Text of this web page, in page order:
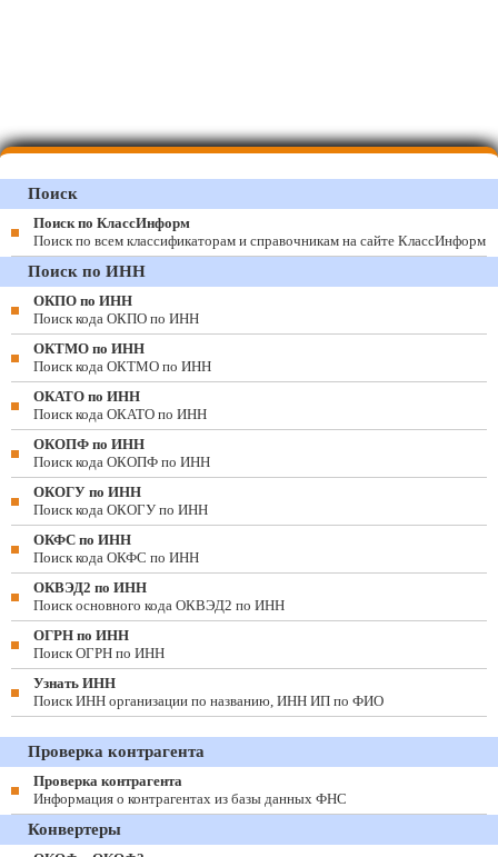
Поиск
Поиск по КлассИнформ
Поиск по всем классификаторам и справочникам на сайте КлассИнформ
Поиск по ИНН
ОКПО по ИНН
Поиск кода ОКПО по ИНН
ОКТМО по ИНН
Поиск кода ОКТМО по ИНН
ОКАТО по ИНН
Поиск кода ОКАТО по ИНН
ОКОПФ по ИНН
Поиск кода ОКОПФ по ИНН
ОКОГУ по ИНН
Поиск кода ОКОГУ по ИНН
ОКФС по ИНН
Поиск кода ОКФС по ИНН
ОКВЭД2 по ИНН
Поиск основного кода ОКВЭД2 по ИНН
ОГРН по ИНН
Поиск ОГРН по ИНН
Узнать ИНН
Поиск ИНН организации по названию, ИНН ИП по ФИО
Проверка контрагента
Проверка контрагента
Информация о контрагентах из базы данных ФНС
Конвертеры